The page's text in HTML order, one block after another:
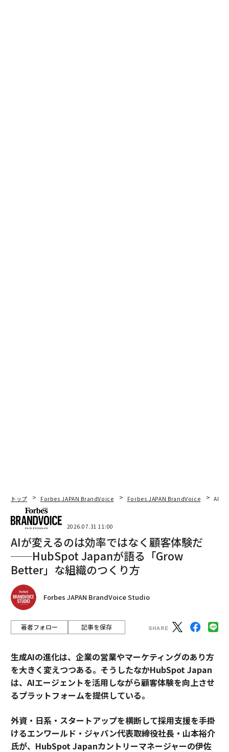
トップ Forbes JAPAN BrandVoice Forbes JAPAN BrandVoice AIが
2026.07.31 11:00
AIが変えるのは効率ではなく顧客体験だ
──HubSpot Japanが語る「Grow
Better」な組織のつくり方
Forbes JAPAN BrandVoice Studio
著者フォロー 記事を保存
生成AIの進化は、企業の営業やマーケティングのあり方
を大きく変えつつある。そうしたなかHubSpot Japan
は、AIエージェントを活用しながら顧客体験を向上させ
るプラットフォームを提供している。
外資・日系・スタートアップを横断して採用支援を手掛
けるエンワールド・ジャパン代表取締役社長・山本裕介
氏が、HubSpot Japanカントリーマネージャーの伊佐